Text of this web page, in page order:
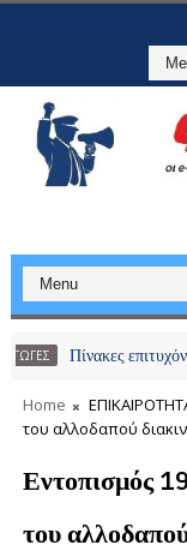
Πίνακες επιτυχόντων
Home
του αλλοδαπού
Εντοπισμός
του